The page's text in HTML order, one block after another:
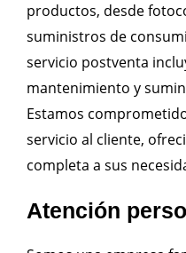
productos, desde
suministros de
servicio postventa
mantenimiento y
Estamos
servicio al cliente,
completa a sus
Atención